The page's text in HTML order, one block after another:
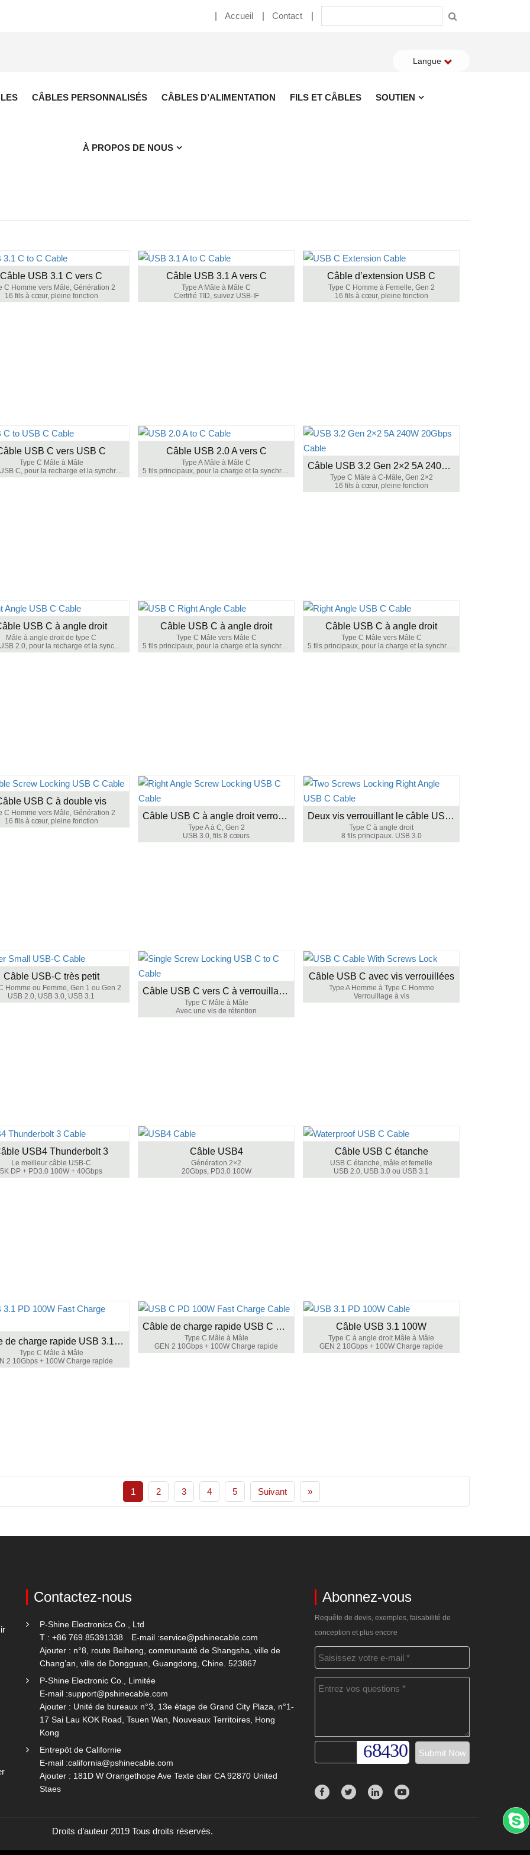
Accueil Contact
Langue
CÂBLES PERSONNALISÉS CÂBLES D’ALIMENTATION FILS ET CÂBLES SOUTIEN
À PROPOS DE NOUS
Câble USB 3.1 C vers C
C Homme vers Mâle, Génération 2
16 fils à cœur, pleine fonction
Câble USB 3.1 A vers C
Type A Mâle à Mâle C
Certifié TID, suivez USB-IF
Câble d’extension USB C
Type C Homme à Femelle, Gen 2
16 fils à cœur, pleine fonction
USB C vers USB C
Type C Mâle à Mâle
Câble USB C, pour la recharge et la synchronisation des données
Câble USB 2.0 A vers C
Type A Mâle à Mâle C
5 fils principaux, pour la charge et la synchronisation des données
Câble USB 3.2 Gen 2×2 5A 240W 20Gbps
Type C Mâle à C-Mâle, Gen 2×2
16 fils à cœur, pleine fonction
USB C à angle droit
Mâle à angle droit de type C
Câble USB 2.0, pour la recharge et la synchronisation des données
Câble USB C à angle droit
Type C Mâle vers Mâle C
5 fils principaux, pour la charge et la synchronisation des données
Câble USB C à angle droit
Type C Mâle vers Mâle C
5 fils principaux, pour la charge et la synchronisation des données
USB C à double vis
C Homme vers Mâle, Génération 2
16 fils à cœur, pleine fonction
Câble USB C à angle droit verrouillant la vis
Type A à C, Gen 2
USB 3.0, fils 8 cœurs
Deux vis verrouillant le câble USB C à angle droit
Type C à angle droit
8 fils principaux. USB 3.0
Câble USB-C très petit
Homme ou Femme, Gen 1 ou Gen 2
USB 2.0, USB 3.0, USB 3.1
Câble USB C vers C à verrouillage à vis unique
Type C Mâle à Mâle
Avec une vis de rétention
Câble USB C avec vis verrouillées
Type A Homme à Type C Homme
Verrouillage à vis
USB4 Thunderbolt 3
Le meilleur câble USB-C
5K DP + PD3.0 100W + 40Gbps
Câble USB4
Génération 2×2
20Gbps, PD3.0 100W
Câble USB C étanche
USB C étanche, mâle et femelle
USB 2.0, USB 3.0 ou USB 3.1
Câble de charge rapide USB 3.1 100W
Type C Mâle à Mâle
2 10Gbps + 100W Charge rapide
Câble de charge rapide USB C 100W
Type C Mâle à Mâle
GEN 2 10Gbps + 100W Charge rapide
Câble USB 3.1 100W
Type C à angle droit Mâle à Mâle
GEN 2 10Gbps + 100W Charge rapide
1 2 3 4 5 Suivant »
Contactez-nous
P-Shine Electronics Co., Ltd
T : +86 769 85391338
E-mail :service@pshinecable.com
Ajouter : n°8, route Beiheng, communauté de Shangsha, ville de
Chang’an, ville de Dongguan, Guangdong, Chine. 523867
P-Shine Electronic Co., Limitée
E-mail :support@pshinecable.com
Ajouter : Unité de bureaux n°3, 13e étage de Grand City Plaza, n°1-
17 Sai Lau KOK Road, Tsuen Wan, Nouveaux Territoires, Hong
Kong
Entrepôt de Californie
E-mail :california@pshinecable.com
Ajouter : 181D W Orangethope Ave Texte clair CA 92870 United
Staes
Abonnez-vous
Requête de devis, exemples, faisabilité de
conception et plus encore
Droits d’auteur 2019 Tous droits réservés.